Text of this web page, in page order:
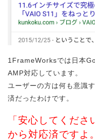
1FrameWorksでは日本
AMP対応しています。
ユーザーの方は何も意識
済だったわけです。
「安心してくだ
から対応済ですよ